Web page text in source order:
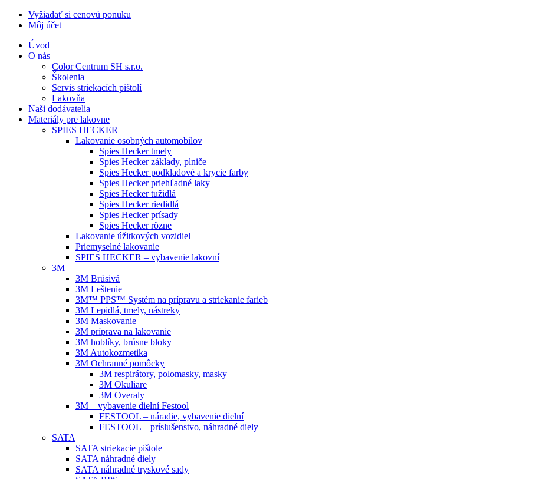
Vyžiadať si cenovú ponuku
Môj účet
Úvod
O nás
Color Centrum SH s.r.o.
Školenia
Servis striekacích pištolí
Lakovňa
Naši dodávatelia
Materiály pre lakovne
SPIES HECKER
Lakovanie osobných automobilov
Spies Hecker tmely
Spies Hecker základy, plniče
Spies Hecker podkladové a krycie farby
Spies Hecker priehľadné laky
Spies Hecker tužidlá
Spies Hecker riedidlá
Spies Hecker prísady
Spies Hecker rôzne
Lakovanie úžitkových vozidiel
Priemyselné lakovanie
SPIES HECKER – vybavenie lakovní
3M
3M Brúsivá
3M Leštenie
3M™ PPS™ Systém na prípravu a striekanie farieb
3M Lepidlá, tmely, nástreky
3M Maskovanie
3M príprava na lakovanie
3M hoblíky, brúsne bloky
3M Autokozmetika
3M Ochranné pomôcky
3M respirátory, polomasky, masky
3M Okuliare
3M Overaly
3M – vybavenie dielní Festool
FESTOOL – náradie, vybavenie dielní
FESTOOL – príslušenstvo, náhradné diely
SATA
SATA striekacie pištole
SATA náhradné diely
SATA náhradné tryskové sady